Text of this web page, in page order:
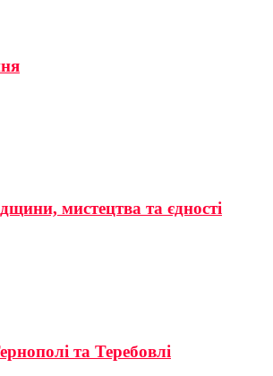
мистецтва та єдності
та Теребовлі